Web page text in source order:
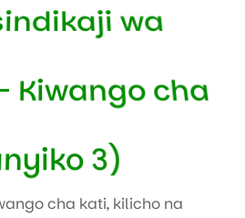
indikaji wa
Kiwango cha
nyiko 3)
cha kati, kilicho na